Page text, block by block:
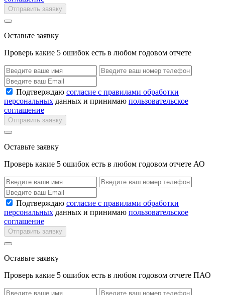
Отправить заявку
Оставьте заявку
Проверь какие 5 ошибок есть в любом годовом отчете
Подтверждаю согласие с правилами обработки
персональных данных и принимаю пользовательское
соглашение
Отправить заявку
Оставьте заявку
Проверь какие 5 ошибок есть в любом годовом отчете АО
Подтверждаю согласие с правилами обработки
персональных данных и принимаю пользовательское
соглашение
Отправить заявку
Оставьте заявку
Проверь какие 5 ошибок есть в любом годовом отчете ПАО